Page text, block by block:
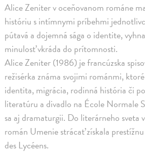
Alice Zeniter v oceňovanom románe
históriu s intímnymi príbehmi
pútavá a dojemná sága o identite,
minulosť vkráda do prítomnosti.
Alice Zeniter (1986) je francúzska
režisérka známa svojimi románmi,
identita, migrácia, rodinná história či
literatúru a divadlo na École Normale
sa aj dramaturgii. Do literárneho sveta
román Umenie strácať získala
des Lycéens.